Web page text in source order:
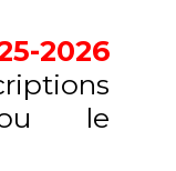
2026
le